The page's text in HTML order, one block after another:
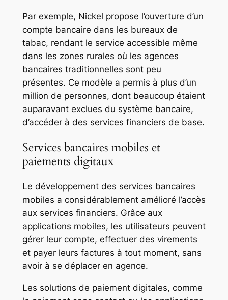
Par exemple, Nickel propose l’ouverture d’un
compte bancaire dans les bureaux de
tabac, rendant le service accessible même
dans les zones rurales où les agences
bancaires traditionnelles sont peu
présentes. Ce modèle a permis à plus d’un
million de personnes, dont beaucoup étaient
auparavant exclues du système bancaire,
d’accéder à des services financiers de base.
Services bancaires mobiles et
paiements digitaux
Le développement des services bancaires
mobiles a considérablement amélioré l’accès
aux services financiers. Grâce aux
applications mobiles, les utilisateurs peuvent
gérer leur compte, effectuer des virements
et payer leurs factures à tout moment, sans
avoir à se déplacer en agence.
Les solutions de paiement digitales, comme